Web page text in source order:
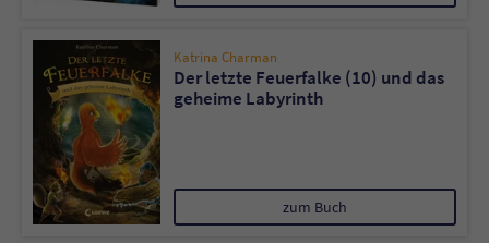
Katrina Charman
Der letzte Feuerfalke (10) und das
geheime Labyrinth
zum Buch